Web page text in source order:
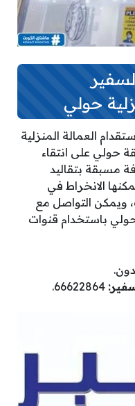
حولي
العمالة المنزلية
حولي على انتقاء
مسبقة بتقاليد
الانخراط في
ويمكن التواصل مع
باستخدام قنوات